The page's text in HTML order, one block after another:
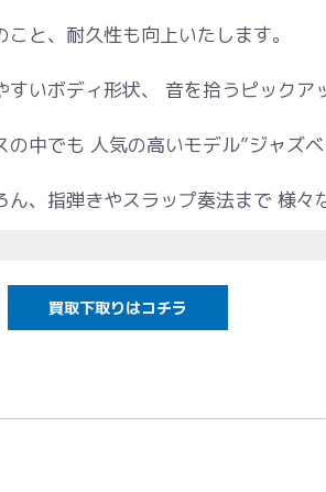
と、耐久性も向上いたします。
すいボディ形状、 音を拾うピックア
中でも 人気の高いモデル”ジャズベ
ん、指弾きやスラップ奏法まで 様々
められる方に是非オススメしたい
買取下取りはコチラ